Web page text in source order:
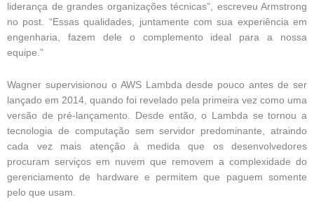
liderança de grandes organizações técnicas”, escreveu Armstrong
no post. “Essas qualidades, juntamente com sua experiência em
engenharia, fazem dele o complemento ideal para a nossa
equipe.”
Wagner supervisionou o AWS Lambda desde pouco antes de ser
lançado em 2014, quando foi revelado pela primeira vez como uma
versão de pré-lançamento. Desde então, o Lambda se tornou a
tecnologia de computação sem servidor predominante, atraindo
cada vez mais atenção à medida que os desenvolvedores
procuram serviços em nuvem que removem a complexidade do
gerenciamento de hardware e permitem que paguem somente
pelo que usam.